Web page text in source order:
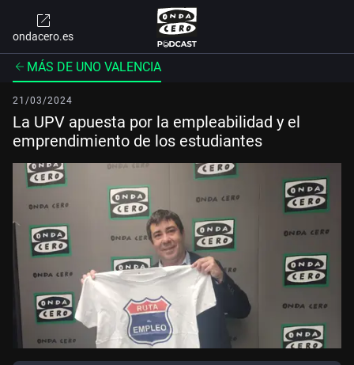
ondacero.es
MÁS DE UNO VALENCIA
21/03/2024
La UPV apuesta por la empleabilidad y el
emprendimiento de los estudiantes